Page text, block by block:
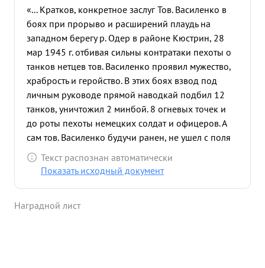
«... Кратков, конкретное заслуг Тов. Василенко в
боях при прорыво и расширений плаудь на
западном берегу р. Одер в районе Кюстрин, 28
мар 1945 г. отбивая сильны контратаки пехоты о
танков нетцев тов. Василенко проявил мужество,
храбрость и геройство. В этих боях взвод под
личным руководе прямой наводкай подбил 12
танков, уничтожил 2 минбой. 8 огневых точек и
до роты пехоты немецких солдат и офицеров. А
сам тов. Василенко будучи ранен, не ушел с поля
боя, встал 30 орудие вместо выбывшего расчета,
подбил 4 немецких танко, уничтожил 3
рубеж был удержан Подразделение тов. Василен,
Текст распознан автоматически
Показать исходный документ
Наградной лист